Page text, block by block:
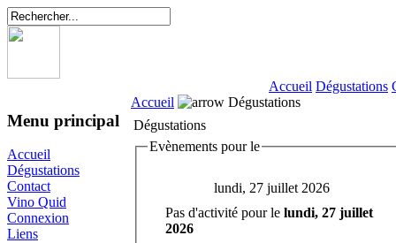
Accueil Dégustations
Menu principal
Accueil
Dégustations
Contact
Vino Quid
Connexion
Liens
Accueil
Dégustations
Dégustations
Evènements pour le
lundi, 27 juillet 2026
Pas d'activité pour le lundi, 27 juillet
2026